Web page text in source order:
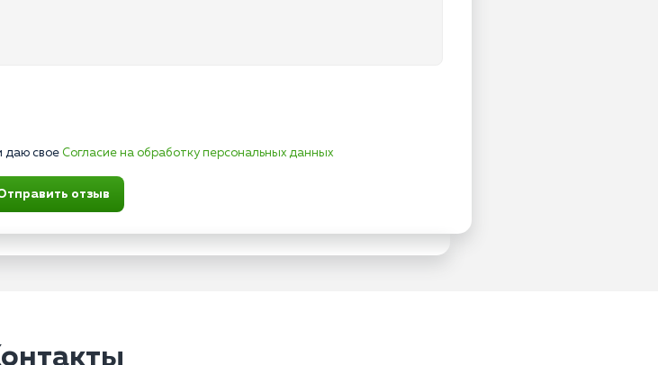
даю свое Согласие на обработку персональных данных
отзыв